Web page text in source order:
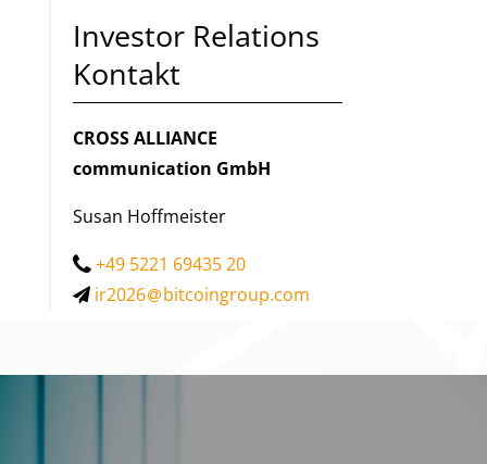
Investor Relations
Kontakt
CROSS ALLIANCE
communication GmbH
Susan Hoffmeister
+49 5221 69435 20
ir2026
bitcoingroup.com